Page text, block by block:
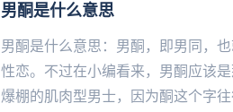
男酮是什么意思
男酮是什么意思：男酮，即男同，
性恋。不过在小编看来，男酮应该
爆棚的肌肉型男士，因为酮这个字